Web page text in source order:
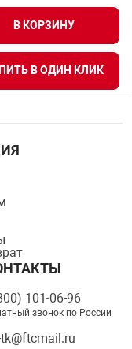
В КОРЗИНУ
В ОДИН КЛИК
101-06-96
звонок по России